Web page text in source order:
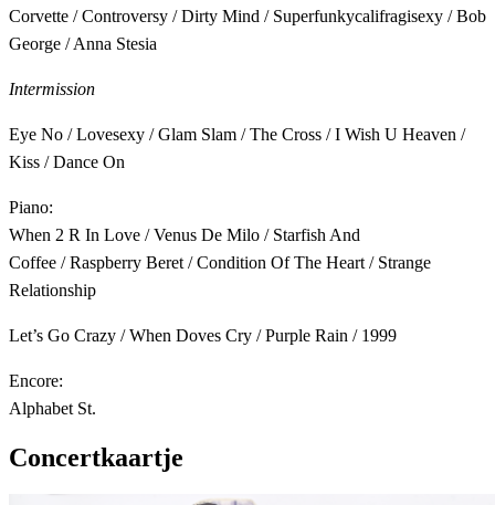
Corvette / Controversy / Dirty Mind / Superfunkycalifragisexy / Bob
George / Anna Stesia
Intermission
Eye No / Lovesexy / Glam Slam / The Cross / I Wish U Heaven /
Kiss / Dance On
Piano:
When 2 R In Love / Venus De Milo / Starfish And
Coffee / Raspberry Beret / Condition Of The Heart / Strange
Relationship
Let’s Go Crazy / When Doves Cry / Purple Rain / 1999
Encore:
Alphabet St.
Concertkaartje